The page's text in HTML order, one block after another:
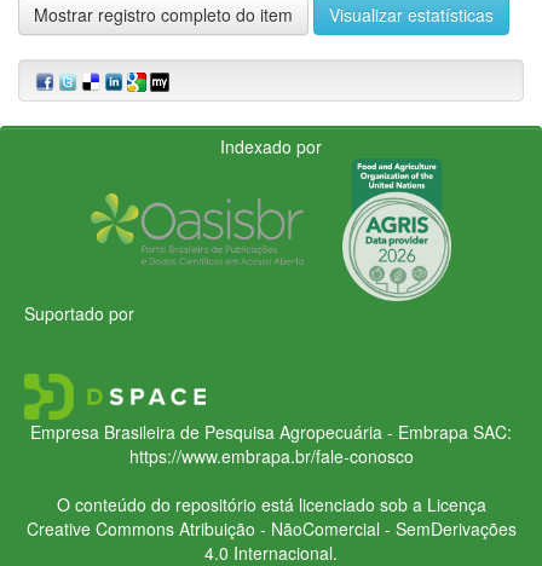
Mostrar registro completo do item Visualizar estatísticas
Indexado por
Suportado por
Empresa Brasileira de Pesquisa Agropecuária - Embrapa SAC:
https://www.embrapa.br/fale-conosco
O conteúdo do repositório está licenciado sob a Licença
Creative CommonsAtribuição - NãoComercial - SemDerivações
4.0 Internacional.